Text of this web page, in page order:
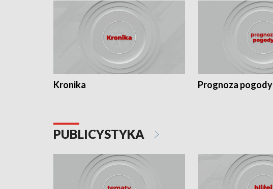
Kronika Prognoza pogody
PUBLICYSTYKA